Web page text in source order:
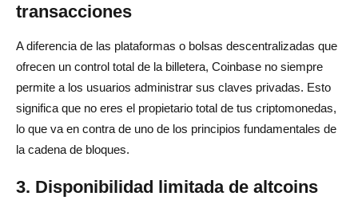
transacciones
A diferencia de las plataformas o bolsas descentralizadas que
ofrecen un control total de la billetera, Coinbase no siempre
permite a los usuarios administrar sus claves privadas. Esto
significa que no eres el propietario total de tus criptomonedas,
lo que va en contra de uno de los principios fundamentales de
la cadena de bloques.
3. Disponibilidad limitada de altcoins